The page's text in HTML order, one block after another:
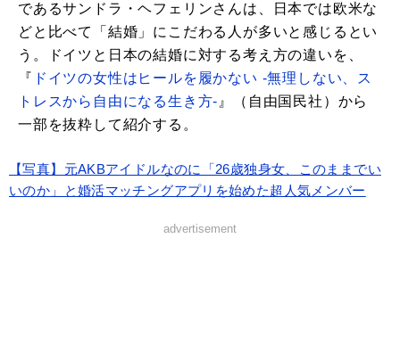
であるサンドラ・ヘフェリンさんは、日本では欧米な
どと比べて「結婚」にこだわる人が多いと感じるとい
う。ドイツと日本の結婚に対する考え方の違いを、
『 ドイツの女性はヒールを履かない ‐無理しない、ス
トレスから自由になる生き方‐ 』（自由国民社）から
一部を抜粋して紹介する。
【写真】元AKBアイドルなのに「26歳独身女、このままでい
いのか」と婚活マッチングアプリを始めた超人気メンバー
advertisement